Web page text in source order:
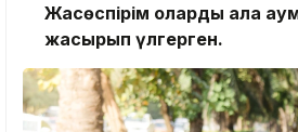
Жасөспірім оларды қала
жасырып үлгерген.